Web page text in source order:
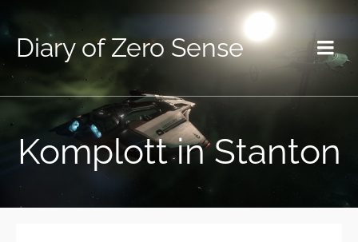
Diary of Zero Sense
Komplott in Stanton